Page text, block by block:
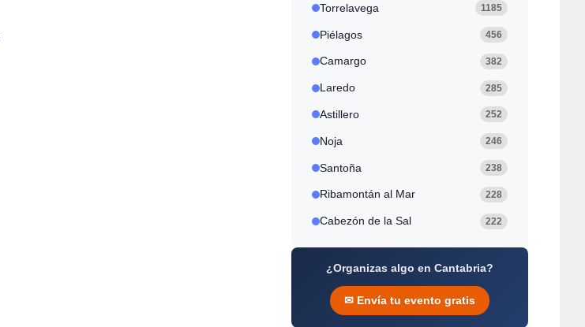
Torrelavega 1185
Piélagos 456
Camargo 382
Laredo 285
Astillero 252
Noja 246
Santoña 238
Ribamontán al Mar 228
Cabezón de la Sal 222
¿Organizas algo en Cantabria?
✉ Envía tu evento gratis